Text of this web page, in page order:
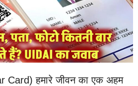
Card) हमारे जीवन का एक अहम